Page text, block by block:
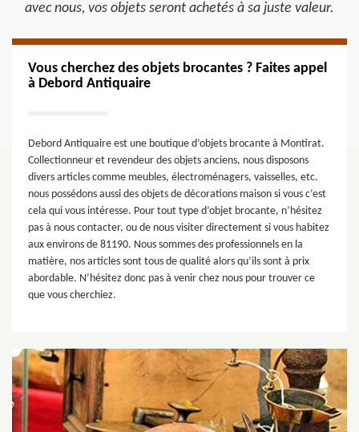
avec nous, vos objets seront achetés à sa juste valeur.
Vous cherchez des objets brocantes ? Faites appel
à Debord Antiquaire
Debord Antiquaire est une boutique d’objets brocante à Montirat.
Collectionneur et revendeur des objets anciens, nous disposons
divers articles comme meubles, électroménagers, vaisselles, etc.
nous possédons aussi des objets de décorations maison si vous c’est
cela qui vous intéresse. Pour tout type d’objet brocante, n’hésitez
pas à nous contacter, ou de nous visiter directement si vous habitez
aux environs de 81190. Nous sommes des professionnels en la
matière, nos articles sont tous de qualité alors qu’ils sont à prix
abordable. N’hésitez donc pas à venir chez nous pour trouver ce
que vous cherchiez.